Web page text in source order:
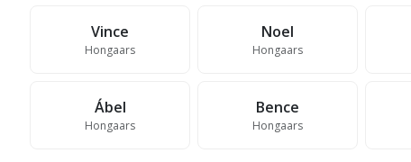
Vince
Hongaars
Noel
Hongaars
Ábel
Hongaars
Bence
Hongaars